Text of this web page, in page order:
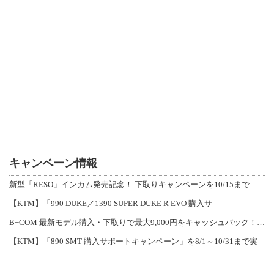
キャンペーン情報
新型「RESO」インカム発売記念！ 下取りキャンペーンを10/15まで延長して開
【KTM】「990 DUKE／1390 SUPER DUKE R EVO 購入サ
B+COM 最新モデル購入・下取りで最大9,000円をキャッシュバック！「B+F
【KTM】「890 SMT 購入サポートキャンペーン」を8/1～10/31まで実